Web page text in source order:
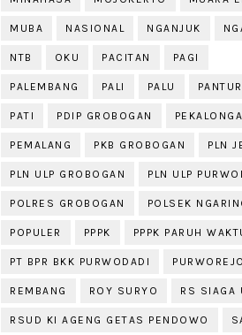
MUBA NASIONAL NGANJUK
NTB OKU PACITAN PAGI
PALEMBANG PALI PALU
PATI PDIP GROBOGAN
PEMALANG PKB GROBOGAN PLN
PLN ULP GROBOGAN PLN ULP
POLRES GROBOGAN POLSEK
POPULER PPPK PPPK PARUH
PT BPR BKK PURWODADI PURWOREJO
REMBANG ROY SURYO RS SIAGA
RSUD KI AGENG GETAS PENDOWO